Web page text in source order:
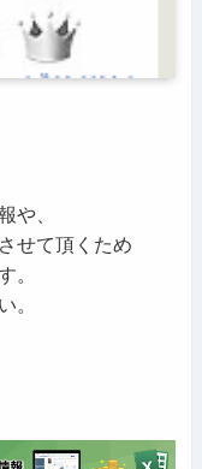
や、
せて頂くため
。
。